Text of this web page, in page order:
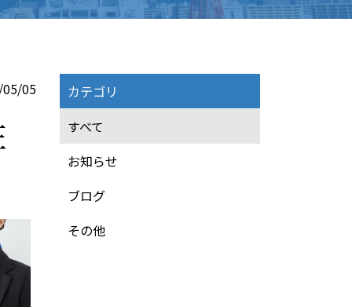
05
カテゴリ
すべて
お知らせ
ブログ
その他